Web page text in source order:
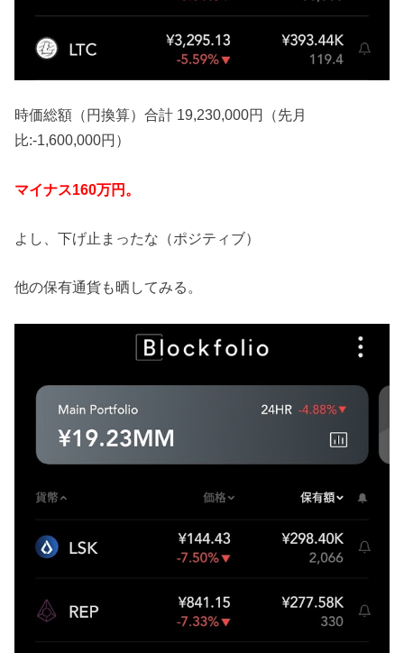
時価総額（円換算）合計 19,230,000円（先月
比:-1,600,000円）
マイナス160万円。
よし、下げ止まったな（ポジティブ）
他の保有通貨も晒してみる。